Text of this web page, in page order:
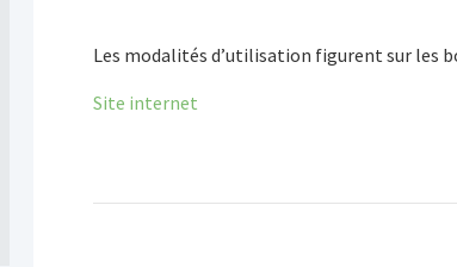
Les modalités d’utilisation figurent sur les
Site internet